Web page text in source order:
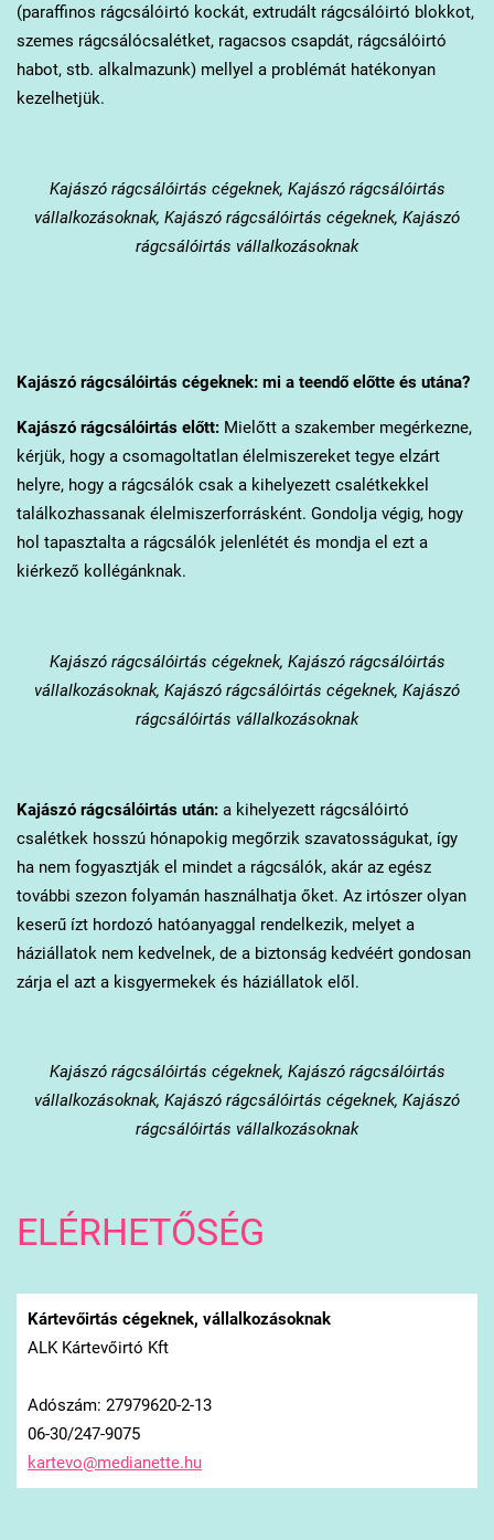
(paraffinos rágcsálóirtó kockát, extrudált rágcsálóirtó blokkot,
szemes rágcsálócsalétket, ragacsos csapdát, rágcsálóirtó
habot, stb. alkalmazunk) mellyel a problémát hatékonyan
kezelhetjük.
Kajászórágcsálóirtás cégeknek, Kajászó rágcsálóirtás
vállalkozásoknak, Kajászó rágcsálóirtás cégeknek, Kajászó
rágcsálóirtás vállalkozásoknak
Kajászórágcsálóirtás cégeknek: mi a teendő előtte és utána?
Kajászórágcsálóirtás előtt:Mielőtt a szakember megérkezne,
kérjük, hogy a csomagoltatlan élelmiszereket tegye elzárt
helyre, hogy a rágcsálók csak a kihelyezett csalétkekkel
találkozhassanak élelmiszerforrásként. Gondolja végig, hogy
hol tapasztalta a rágcsálók jelenlétét és mondja el ezt a
kiérkező kollégánknak.
Kajászórágcsálóirtás cégeknek, Kajászó rágcsálóirtás
vállalkozásoknak, Kajászó rágcsálóirtás cégeknek, Kajászó
rágcsálóirtás vállalkozásoknak
Kajászórágcsálóirtás után:a kihelyezett rágcsálóirtó
csalétkek hosszú hónapokig megőrzik szavatosságukat, így
ha nem fogyasztják el mindet a rágcsálók, akár az egész
további szezon folyamán használhatja őket. Az irtószer olyan
keserű ízt hordozó hatóanyaggal rendelkezik, melyet a
háziállatok nem kedvelnek, de a biztonság kedvéért gondosan
zárja el azt a kisgyermekek és háziállatok elől.
Kajászórágcsálóirtás cégeknek, Kajászó rágcsálóirtás
vállalkozásoknak, Kajászó rágcsálóirtás cégeknek, Kajászó
rágcsálóirtás vállalkozásoknak
ELÉRHETŐSÉG
Kártevőirtás cégeknek, vállalkozásoknak
ALK Kártevőirtó Kft
Adószám: 27979620-2-13
06-30/247-9075
kartevo@medianette.hu